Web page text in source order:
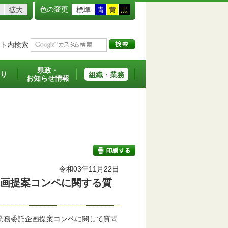
拡大 色の変更 標準 青 黄 黒
内検索
県政・
お知らせ情報
組織・業務
令和03年11月22日
提案コンペに関する質
委託企画提案コンペに関して質問